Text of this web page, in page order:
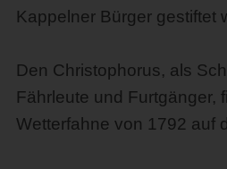
Kappelner Bürger gestiftet
Den Christophorus, als
Fährleute und Furtgänger,
Wetterfahne von 1792 auf